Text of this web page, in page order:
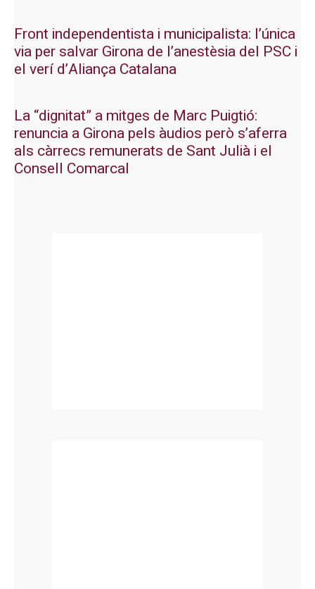
Front independentista i municipalista: l’única
via per salvar Girona de l’anestèsia del PSC i
el verí d’Aliança Catalana
La “dignitat” a mitges de Marc Puigtió:
renuncia a Girona pels àudios però s’aferra
als càrrecs remunerats de Sant Julià i el
Consell Comarcal